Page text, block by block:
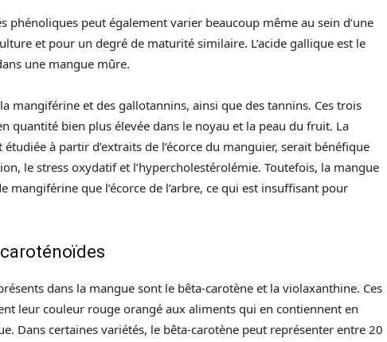
phénoliques peut également varier beaucoup même au sein d’une
et pour un degré de maturité similaire. L’acide gallique est le
une mangue mûre.
mangiférine et des gallotannins, ainsi que des tannins. Ces trois
quantité bien plus élevée dans le noyau et la peau du fruit. La
à partir d’extraits de l’écorce du manguier, serait bénéfique
le stress oxydatif et l’hypercholestérolémie. Toutefois, la mangue
que l’écorce de l’arbre, ce qui est insuffisant pour
dans la mangue sont le bêta-carotène et la violaxanthine. Ces
leur couleur rouge orangé aux aliments qui en contiennent en
Dans certaines variétés, le bêta-carotène peut représenter entre 20